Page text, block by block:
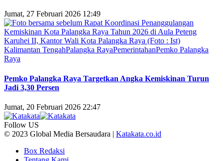
Jumat, 27 Februari 2026 12:49
Kalimantan TengahPalangka RayaPemerintahanPemko Palangka
Raya
Pemko Palangka Raya Targetkan Angka Kemiskinan Turun
Jadi 3,30 Persen
Jumat, 20 Februari 2026 22:47
Follow US
© 2023 Global Media Bersaudara | Katakata.co.id
Box Redaksi